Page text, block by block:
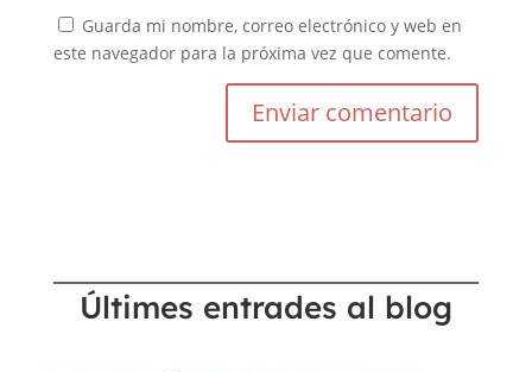
Guarda mi nombre, correo electrónico y web en
este navegador para la próxima vez que comente.
Últimes entrades al blog